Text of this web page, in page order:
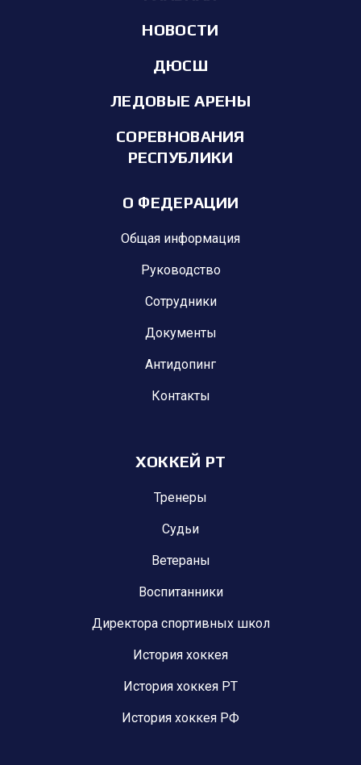
НОВОСТИ
ДЮСШ
ЛЕДОВЫЕ АРЕНЫ
СОРЕВНОВАНИЯ
РЕСПУБЛИКИ
О ФЕДЕРАЦИИ
Общая информация
Руководство
Сотрудники
Документы
Антидопинг
Контакты
ХОККЕЙ РТ
Тренеры
Судьи
Ветераны
Воспитанники
Директора спортивных школ
История хоккея
История хоккея РТ
История хоккея РФ